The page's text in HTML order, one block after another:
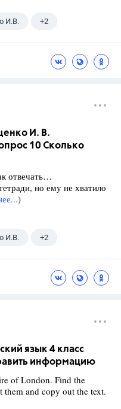
И.В. +2
И. В.
10 Сколько
отвечать…
но ему не хватило
)
И.В. +2
язык 4 класс
информацию
of London. Find the
and copy out the text.